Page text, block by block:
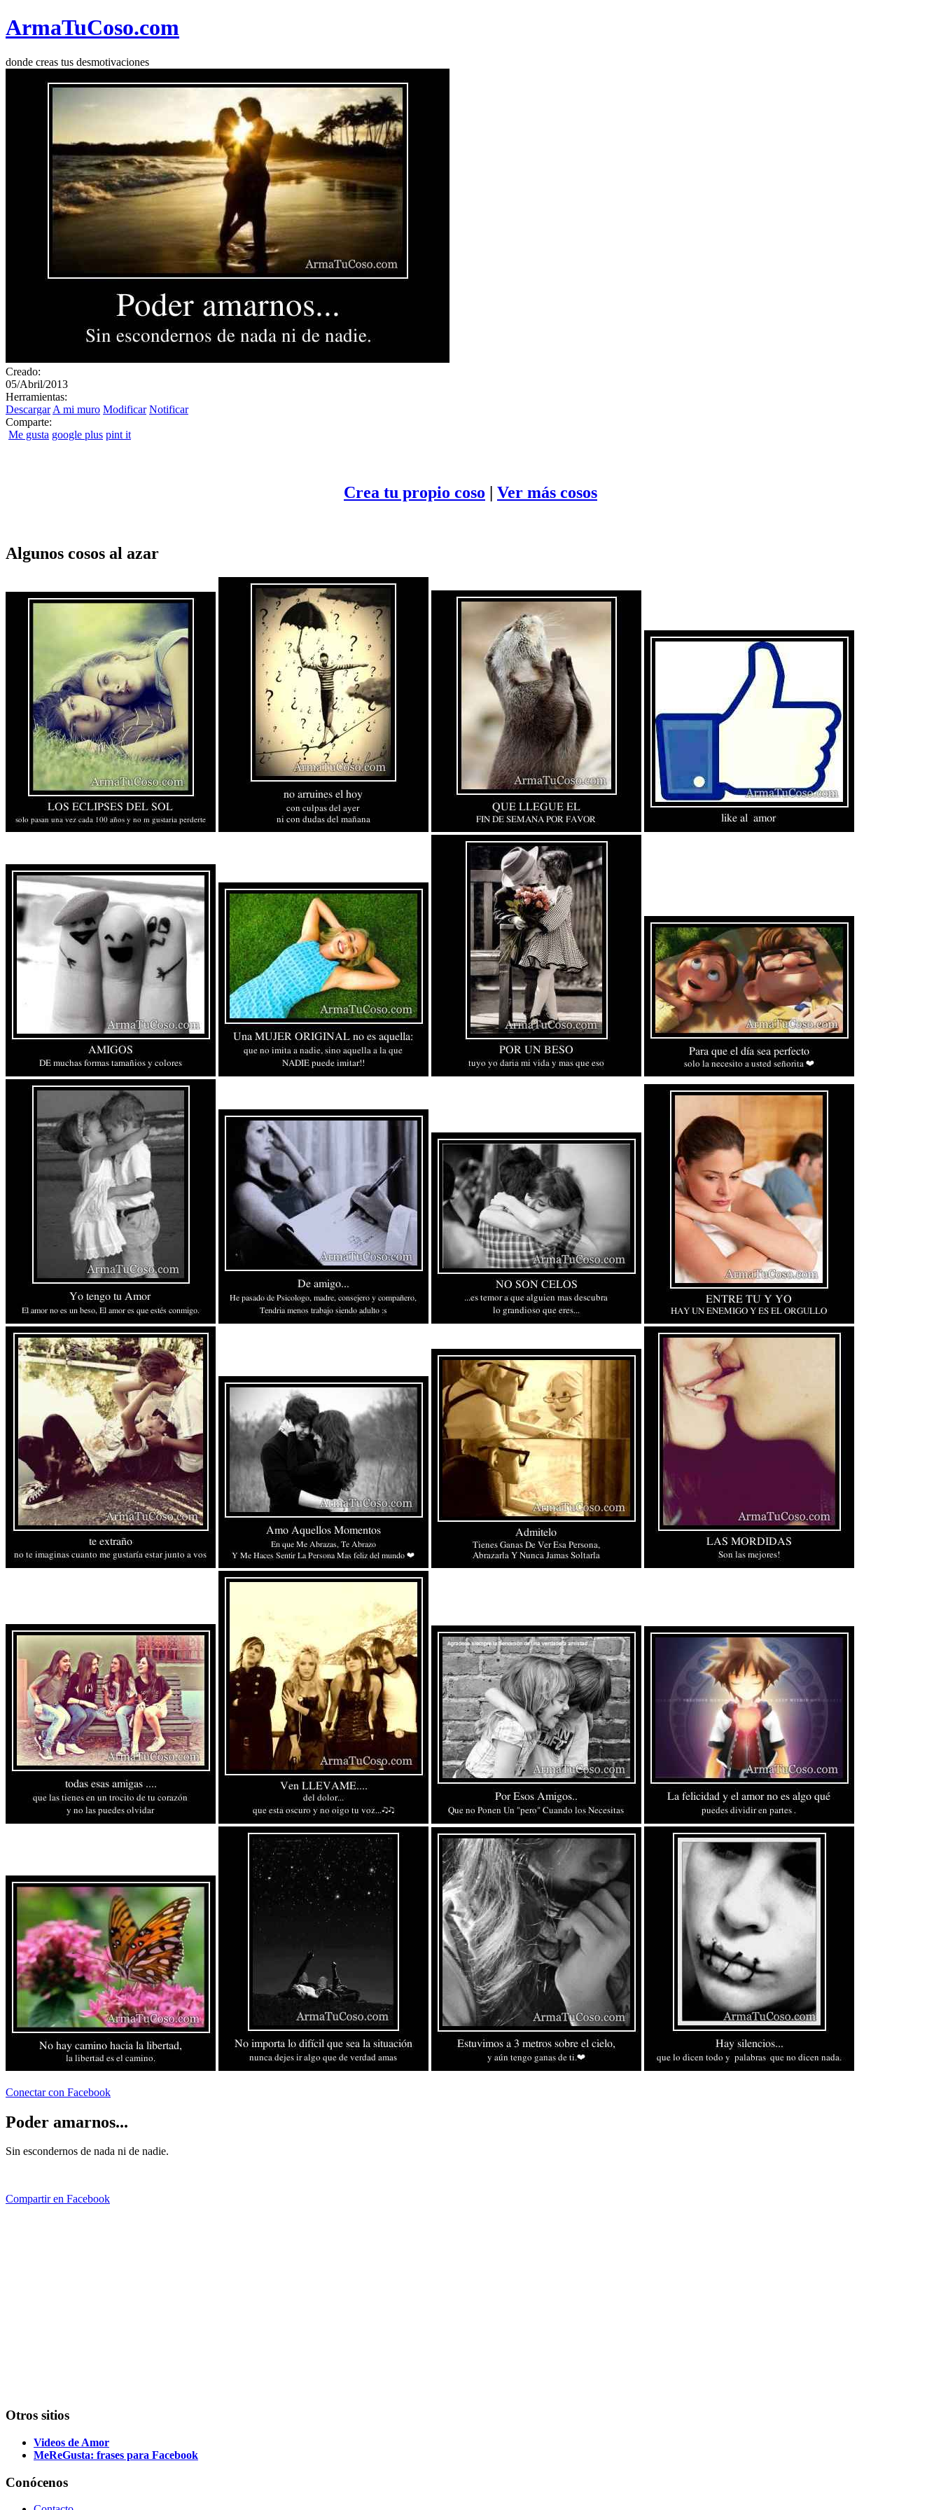
ArmaTuCoso.com
donde creas tus desmotivaciones
Creado:
05/Abril/2013
Herramientas:
Descargar A mi muro Modificar Notificar
Comparte:
Me gusta google plus pint it
Crea tu propio coso | Ver más cosos
Algunos cosos al azar
Conectar con Facebook
Poder amarnos...
Sin escondernos de nada ni de nadie.
Compartir en Facebook
Otros sitios
Videos de Amor
MeReGusta: frases para Facebook
Conócenos